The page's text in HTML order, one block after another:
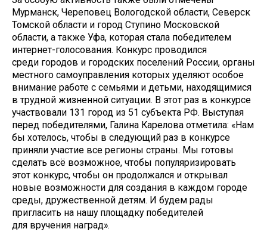
Мурманск, Череповец Вологодской области, Северск
Томской области и город Ступино Московской
области, а также Уфа, которая стала победителем
интернет-голосования. Конкурс проводился
среди городов и городских поселений России, органы
местного самоуправления которых уделяют особое
внимание работе с семьями и детьми, находящимися
в трудной жизненной ситуации. В этот раз в конкурсе
участвовали 131 город из 51 субъекта РФ. Выступая
перед победителями, Галина Карелова отметила: «Нам
бы хотелось, чтобы в следующий раз в конкурсе
приняли участие все регионы страны. Мы готовы
сделать всё возможное, чтобы популяризировать
этот конкурс, чтобы он продолжался и открывал
новые возможности для создания в каждом городе
среды, дружественной детям. И будем рады
пригласить на нашу площадку победителей
для вручения наград».